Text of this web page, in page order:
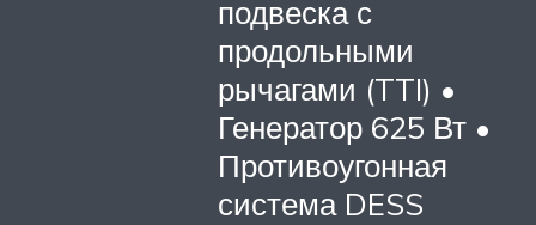
подвеска с
продольными
рычагами (TTI) •
Генератор 625 Вт •
Противоугонная
система DESS